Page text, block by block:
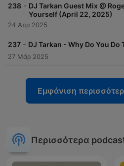
238 - DJ Tarkan Guest Mix @
Yourself (April 22, 2025)
24 Απρ 2025
237 - DJ Tarkan - Why Do You
27 Μάρ 2025
Εμφάνιση
Περισσότερα